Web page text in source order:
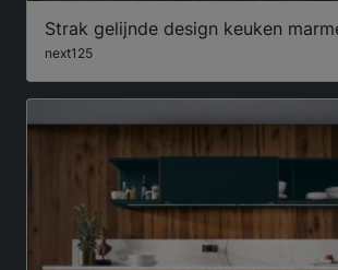
Strak gelijnde design keuken
next125